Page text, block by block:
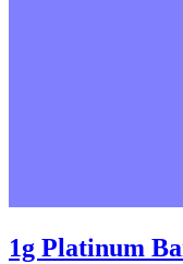
1g Platinum